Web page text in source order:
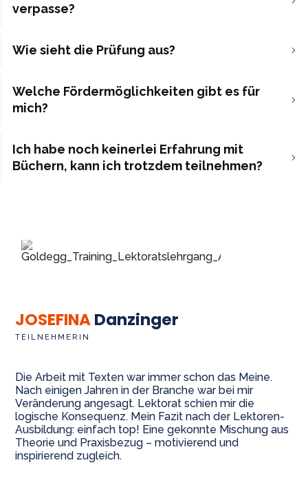
verpasse?
Wie sieht die Prüfung aus?
Welche Fördermöglichkeiten gibt es für
mich?
Ich habe noch keinerlei Erfahrung mit
Büchern, kann ich trotzdem teilnehmen?
JOSEFINADanzinger
TEILNEHMERIN
Die Arbeit mit Texten war immer schon das Meine.
Nach einigen Jahren in der Branche war bei mir
Veränderung angesagt. Lektorat schien mir die
logische Konsequenz. Mein Fazit nach der Lektoren-
Ausbildung: einfach top! Eine gekonnte Mischung aus
Theorie und Praxisbezug – motivierend und
inspirierend zugleich.